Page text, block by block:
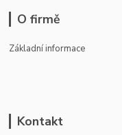
O firmě
Základní informace
Kontakt